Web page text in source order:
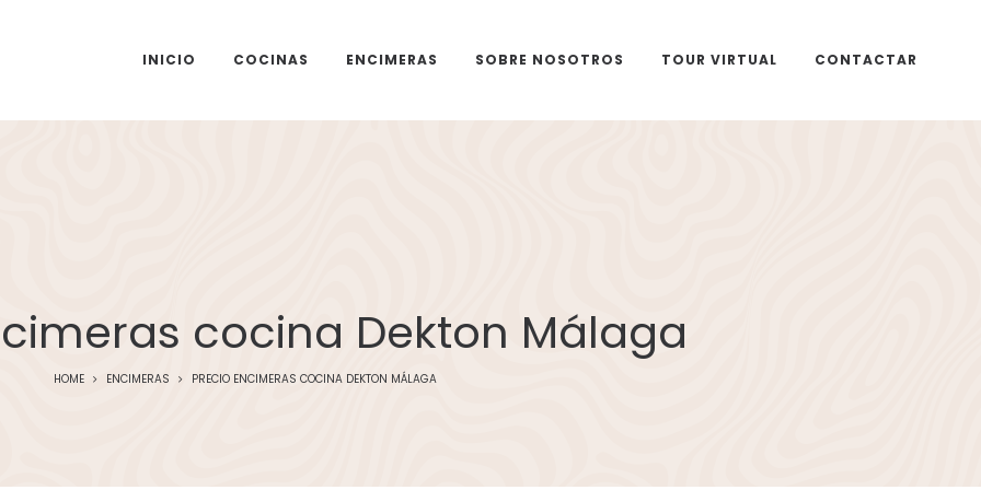
INICIO COCINAS ENCIMERAS SOBRE NOSOTROS TOUR VIRTUAL CONTACTAR
cocina Dekton Málaga
HOME ENCIMERAS PRECIO ENCIMERAS COCINA DEKTON MÁLAGA